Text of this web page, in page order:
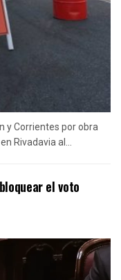
y Corrientes por obra
Rivadavia al...
el voto